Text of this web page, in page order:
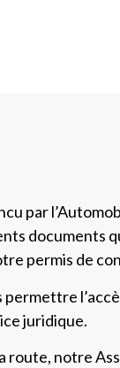
par
documents
permis de
permettre
juridique.
route, notre